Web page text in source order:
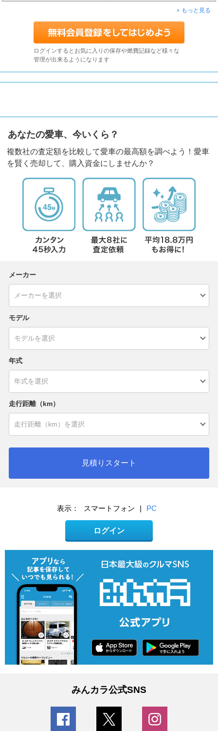
もっと見る
ログインするとお気に入りの保存や燃費記録など様々な
管理が出来るようになります
あなたの愛車、今いくら？
複数社の査定額を比較して愛車の最高額を調べよう！愛車
を賢く売却して、購入資金にしませんか？
メーカー
モデル
年式
走行距離（km）
見積りスタート
表示： スマートフォン | PC
ログイン
みんカラ公式SNS